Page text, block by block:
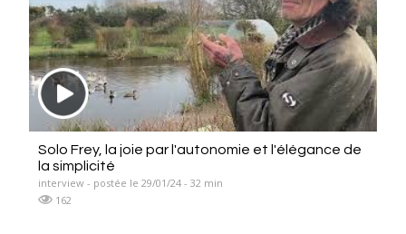
Solo Frey, la joie par l'autonomie et l'élégance de
la simplicité
interview - postée le 29/01/24 - 32 min
162